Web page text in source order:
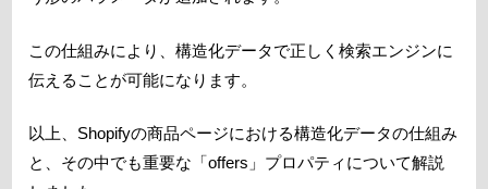
この仕組みにより、構造化データで正しく検索エンジンに
伝えることが可能になります。
以上、Shopifyの商品ページにおける構造化データの仕組み
と、その中でも重要な「offers」プロパティについて解説